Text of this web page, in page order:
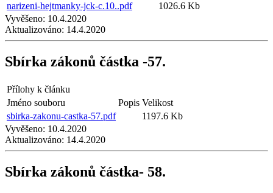
narizeni-hejtmanky-jck-c.10..pdf
1026.6 Kb
Vyvěšeno: 10.4.2020
Aktualizováno: 14.4.2020
Sbírka zákonů částka -57.
Přílohy k článku
Jméno souboru
Popis Velikost
sbirka-zakonu-castka-57.pdf
1197.6 Kb
Vyvěšeno: 10.4.2020
Aktualizováno: 14.4.2020
Sbírka zákonů částka- 58.